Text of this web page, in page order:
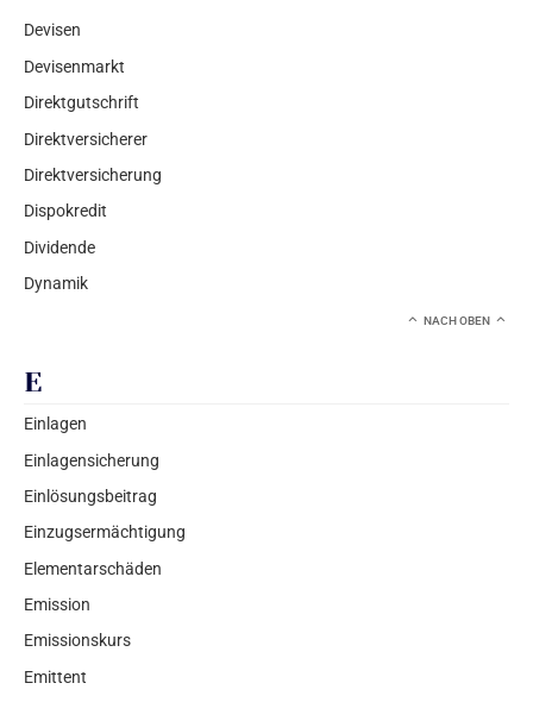
Devisen
Devisenmarkt
Direktgutschrift
Direktversicherer
Direktversicherung
Dispokredit
Dividende
Dynamik
NACH OBEN
E
Einlagen
Einlagensicherung
Einlösungsbeitrag
Einzugsermächtigung
Elementarschäden
Emission
Emissionskurs
Emittent